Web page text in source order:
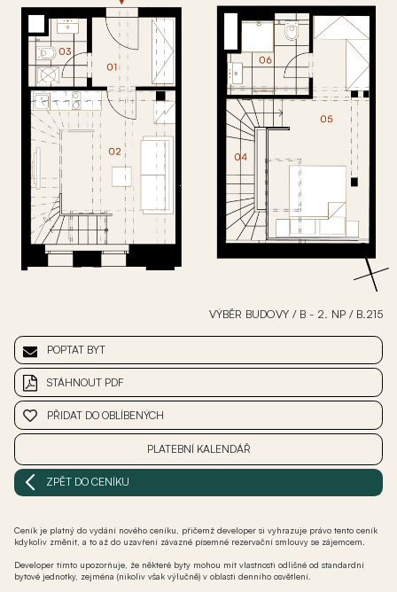
VÝBĚR BUDOVY / B - 2. NP / B.215
POPTAT BYT
STÁHNOUT PDF
PŘIDAT DO OBLÍBENÝCH
PLATEBNÍ KALENDÁŘ
ZPĚT DO CENÍKU
Ceník je platný do vydání nového ceníku, přičemž developer si vyhrazuje právo tento ceník
kdykoliv změnit, a to až do uzavření závazné písemné rezervační smlouvy se zájemcem.
Developer tímto upozorňuje, že některé byty mohou mít vlastnosti odlišné od standardní
bytové jednotky, zejména (nikoliv však výlučně) v oblasti denního osvětlení.